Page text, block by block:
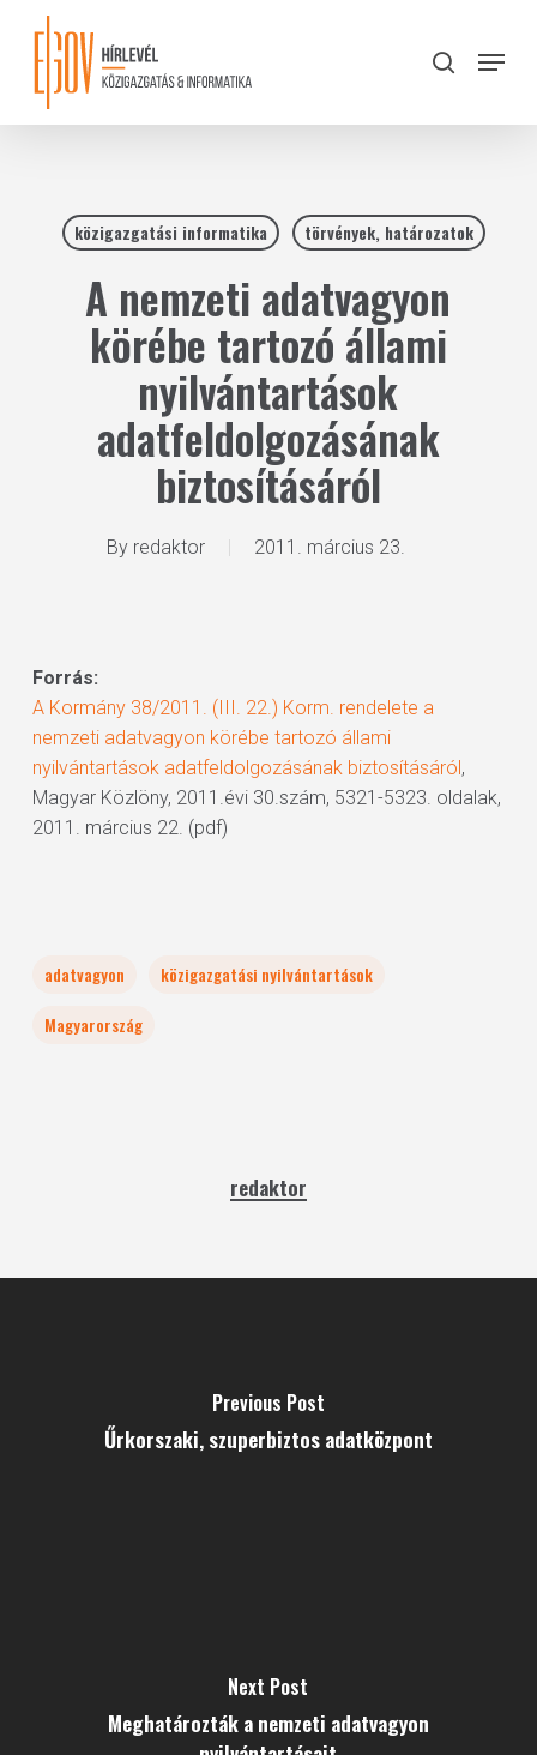
content
search
Menu
közigazgatási informatika törvények, határozatok
A nemzeti adatvagyon
körébe tartozó állami
nyilvántartások
adatfeldolgozásának
biztosításáról
By redaktor 2011. március 23.
Forrás:
A Kormány 38/2011. (III. 22.) Korm. rendelete a
nemzeti adatvagyon körébe tartozó állami
nyilvántartások adatfeldolgozásának biztosításáról,
Magyar Közlöny, 2011.évi 30.szám, 5321-5323. oldalak,
2011. március 22. (pdf)
adatvagyon
közigazgatási nyilvántartások
Magyarország
redaktor
Previous Post
Űrkorszaki, szuperbiztos adatközpont
Next Post
Meghatározták a nemzeti adatvagyon
Close